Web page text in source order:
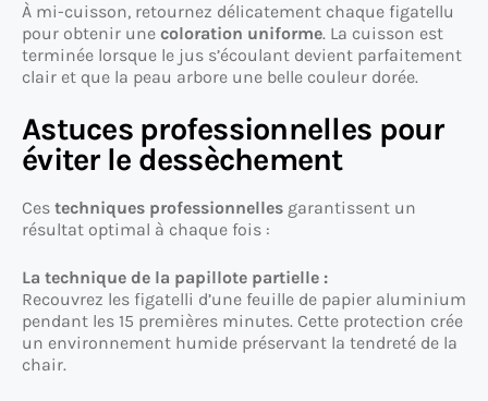
À mi-cuisson, retournez délicatement chaque figatellu
pour obtenir une coloration uniforme. La cuisson est
terminée lorsque le jus s’écoulant devient parfaitement
clair et que la peau arbore une belle couleur dorée.
Astuces professionnelles pour
éviter le dessèchement
Ces techniques professionnelles garantissent un
résultat optimal à chaque fois :
La technique de la papillote partielle :
Recouvrez les figatelli d’une feuille de papier aluminium
pendant les 15 premières minutes. Cette protection crée
un environnement humide préservant la tendreté de la
chair.